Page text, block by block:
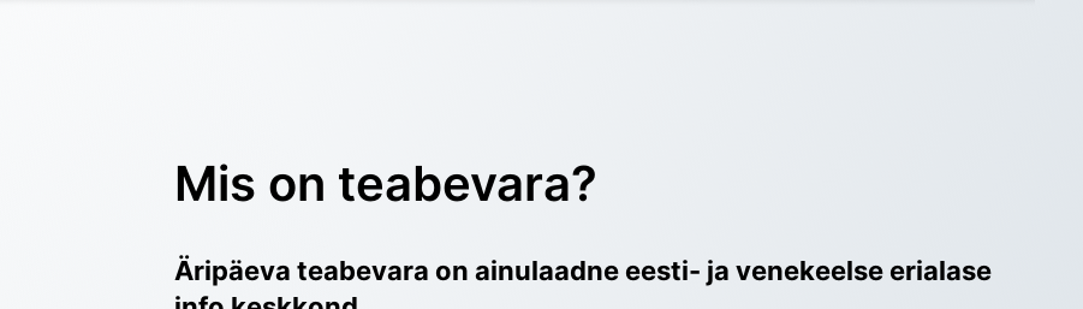
Mis on teabevara?
Äripäeva teabevara on ainulaadne eesti- ja venekeelse erialase